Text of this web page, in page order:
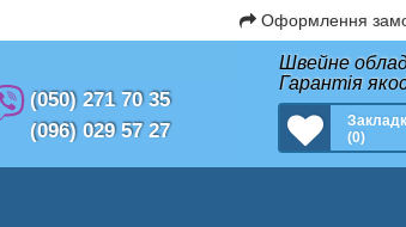
Оформлення
(050) 271 70 35
(096) 029 57 27
Швейне
Гарантія
(0)